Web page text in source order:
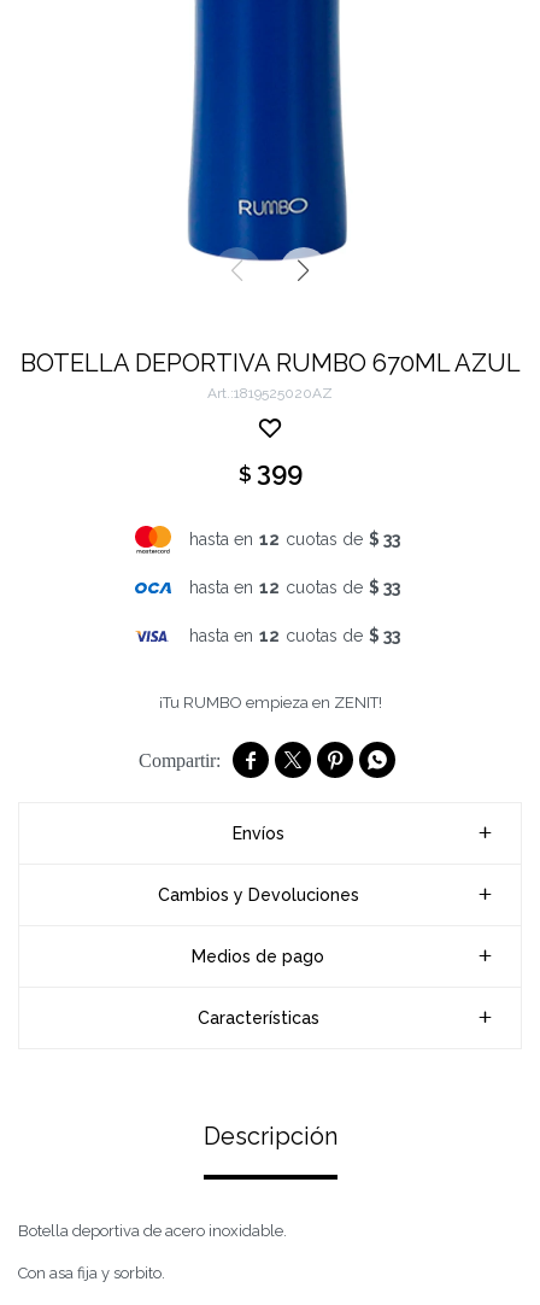
BOTELLA DEPORTIVA RUMBO 670ML AZUL
1819525020AZ
$ 399
hasta en 12 cuotas de $ 33
hasta en 12 cuotas de $ 33
hasta en 12 cuotas de $ 33
¡Tu RUMBO empieza en ZENIT!
   
Envíos
Cambios y Devoluciones
Medios de pago
Características
Descripción
Botella deportiva de acero inoxidable.
Con asa fija y sorbito.